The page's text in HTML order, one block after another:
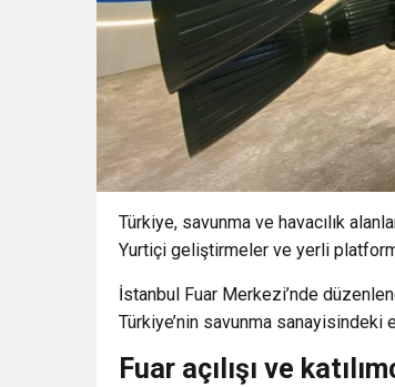
Türkiye, savunma ve havacılık
Yurtiçi geliştirmeler ve yerli
İstanbul Fuar Merkezi’nde
Türkiye’nin savunma
Fuar açılışı ve